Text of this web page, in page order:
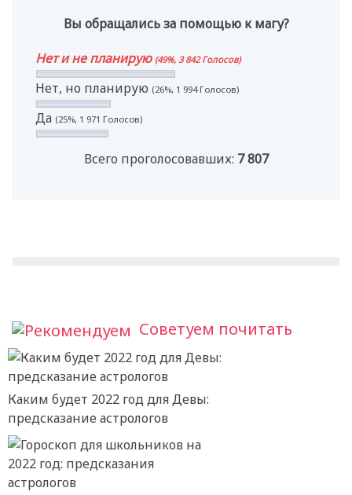
Вы обращались за помощью к магу?
Нет и не планирую (49%, 3 842 Голосов)
Нет, но планирую (26%, 1 994 Голосов)
Да (25%, 1 971 Голосов)
Всего проголосовавших: 7 807
Советуем почитать
Каким будет 2022 год для Девы:
предсказание астрологов